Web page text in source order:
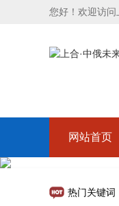
您好！欢迎访问
网站首页
热门关键词